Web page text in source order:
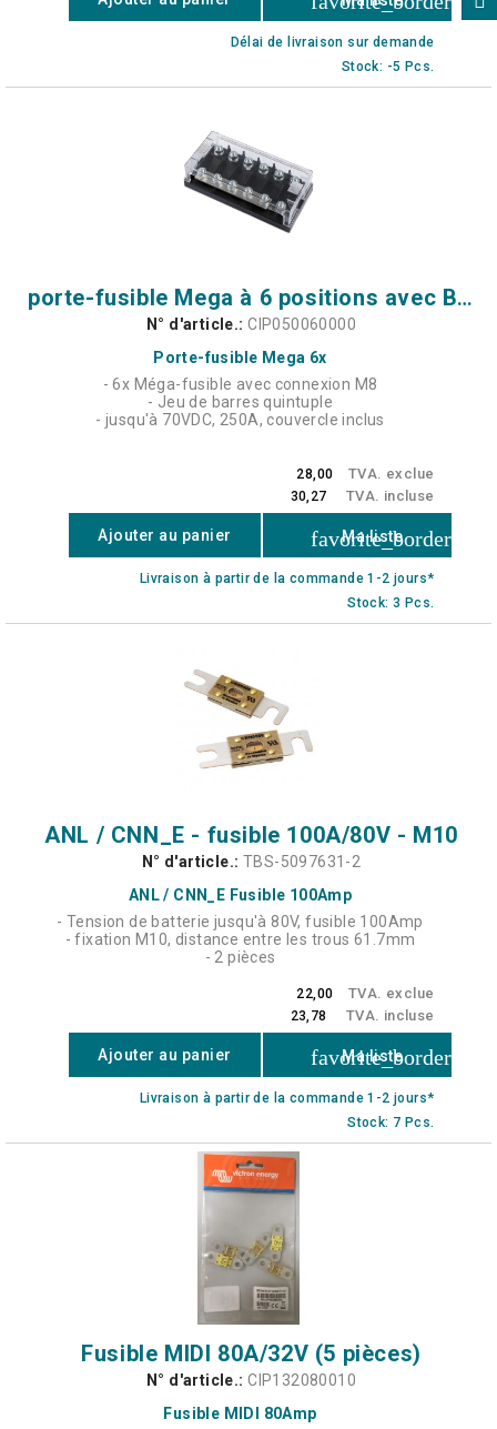
Délai de livraison sur demande
Stock: -5 Pcs.
porte-fusible Mega à 6 positions avec Busbar (250A)
N° d'article.: CIP050060000
Porte-fusible Mega 6x
- 6x Méga-fusible avec connexion M8
- Jeu de barres quintuple
- jusqu'à 70VDC, 250A, couvercle inclus
28,00 TVA. exclue
30,27 TVA. incluse
Ajouter au panier favorite_border
Ma liste
Livraison à partir de la commande 1-2 jours*
Stock: 3 Pcs.
ANL / CNN_E - fusible 100A/80V - M10
N° d'article.: TBS-5097631-2
ANL / CNN_E Fusible 100Amp
- Tension de batterie jusqu'à 80V, fusible 100Amp
- fixation M10, distance entre les trous 61.7mm
- 2 pièces
22,00 TVA. exclue
23,78 TVA. incluse
Ajouter au panier favorite_border
Ma liste
Livraison à partir de la commande 1-2 jours*
Stock: 7 Pcs.
Fusible MIDI 80A/32V (5 pièces)
N° d'article.: CIP132080010
Fusible MIDI 80Amp